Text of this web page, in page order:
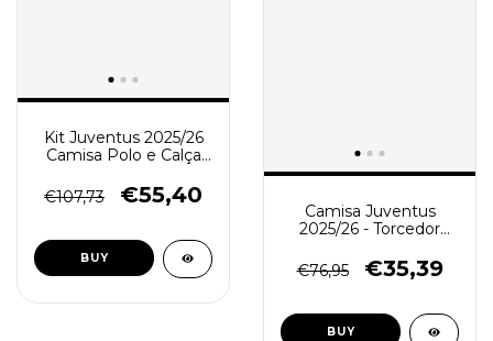
Kit Juventus 2025/26
Camisa Polo e Calça
Masculino - Preto
€107,73 €55,40
BUY
Camisa Juventus
2025/26 - Torcedor
(cópia) - (cópia)
€76,95 €35,39
BUY